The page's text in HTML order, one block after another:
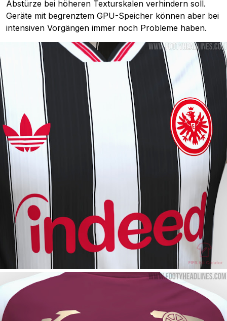
Abstürze bei höheren Texturskalen verhindern soll.
Geräte mit begrenztem GPU-Speicher können aber bei
intensiven Vorgängen immer noch Probleme haben.